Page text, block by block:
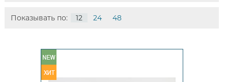
Показывать по: 12 24 48